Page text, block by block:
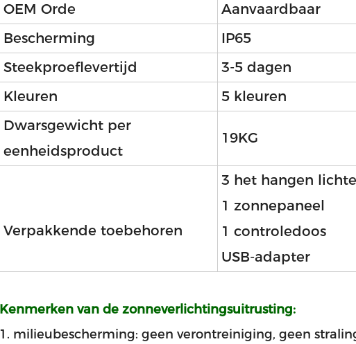
OEM Orde
Aanvaardbaar
Bescherming
IP65
Steekproeflevertijd
3-5 dagen
Kleuren
5 kleuren
Dwarsgewicht per
eenheidsproduct
19KG
Verpakkende toebehoren
3 het hangen
1 zonnepaneel
1 controledoos
USB-adapter
Kenmerken van de zonneverlichtingsuitrusting:
1. milieubescherming: geen verontreiniging, geen